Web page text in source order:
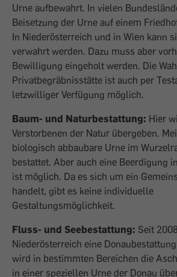
Urne aufbewahrt. In vielen
Beisetzung der Urne auf einem
In Niederösterreich und in Wien kann
verwahrt werden. Dazu muss aber
Bewilligung eingeholt werden. Die
Privatbegräbnisstätte ist auch per
letzwilliger Ver­fügung möglich.
Baum- und Naturbestattung: Hier
Verstorbenen der Natur übergeben.
biologisch abbaubare Urne im
bestattet. Aber auch eine Beerdigung
ist möglich. Da es sich um ein
handelt, gibt es keine individuelle
Gestaltungsmöglichkeit.
Fluss- und Seebestattung: Seit
Niederösterreich eine
wird in bestimmten Bereichen die
in einer speziellen Urne der Donau